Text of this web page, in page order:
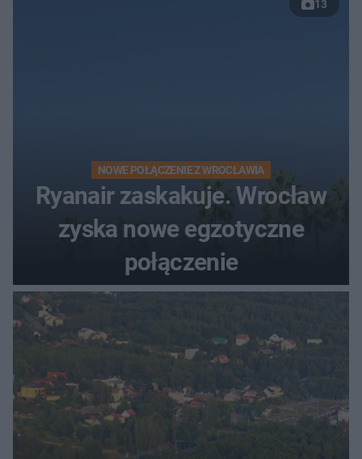
13
NOWE POŁĄCZENIE Z WROCŁAWIA
Ryanair zaskakuje. Wrocław
zyska nowe egzotyczne
połączenie